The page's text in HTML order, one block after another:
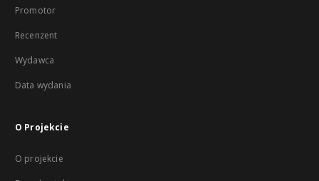
Promotor
Recenzent
Wydawca
Data wydania
O Projekcie
O projekcie